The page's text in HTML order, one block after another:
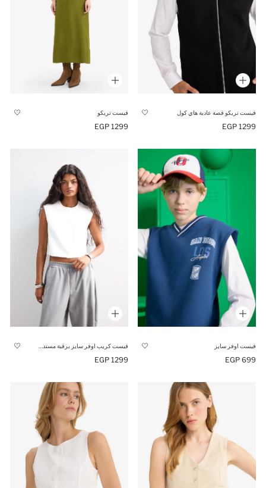
فيست تريكو قصة عادية هاي كول
1299 EGP
فيست تريكو
1299 EGP
فيست اوفر سايز
699 EGP
1299 EGP